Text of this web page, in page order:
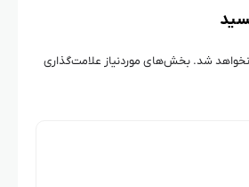
شد. بخش‌های موردنیاز علامت‌گذاری